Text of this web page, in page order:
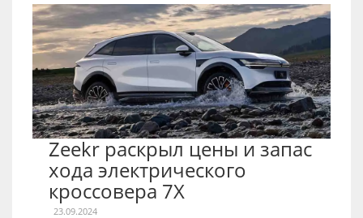
Zeekr раскрыл цены и запас
хода электрического
кроссовера 7X
23.09.2024